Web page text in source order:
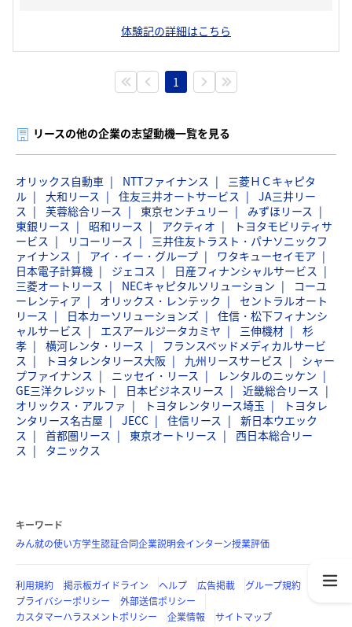
体験記の詳細はこちら
1
リースの他の企業の志望動機一覧を見る
オリックス自動車 NTTファイナンス
三菱ＨＣキャピタ
ル
大和リース 住友三井オートサービス
JA三井リー
ス
芙蓉総合リース 東京センチュリー
みずほリース
東銀リース
昭和リース アクティオ
トヨタモビリティサ
ービス
リコーリース
三井住友トラスト・パナソニックフ
ァイナンス
アイ・イー・グループ
ワタキューセイモア
日本電子計算機
ジェコス
日産フィナンシャルサービス
三菱オートリース
NECキャピタルソリューション
コーユ
ーレンティア
オリックス・レンテック
セントラルオート
リース
日本カーソリューションズ
住信・松下フィナンシ
ャルサービス
エスアールジータカミヤ 三伸機材
杉
孝
横河レンタ・リース
フランスベッドメディカルサービ
ス
トヨタレンタリース大阪 九州リースサービス
シャー
プファイナンス
ニッセイ・リース
レンタルのニッケン
GE三洋クレジット
日本ビジネスリース
近畿総合リース
オリックス・アルファ
トヨタレンタリース埼玉
トヨタレ
ンタリース名古屋
JECC 住信リース
新日本ウエック
ス
首都圏リース 東京オートリース
西日本総合リー
ス
タニックス
キーワード
みん就の使い方学生認証合同企業説明会インターン授業評価
利用規約 掲示板ガイドライン ヘルプ 広告掲載
グループ規約
プライバシーポリシー
外部送信ポリシー
カスタマーハラスメントポリシー
企業情報 サイトマップ